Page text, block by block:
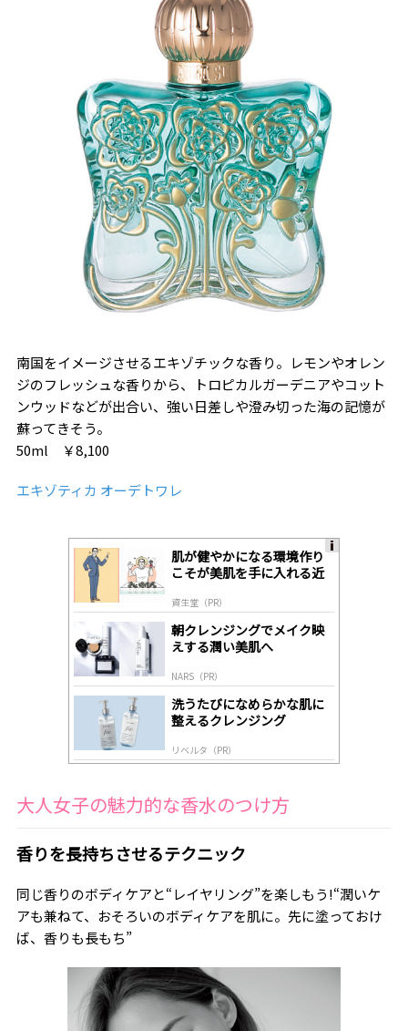
南国をイメージさせるエキゾチックな香り。レモンやオレン
ジのフレッシュな香りから、トロピカルガーデニアやコット
ンウッドなどが出合い、強い日差しや澄み切った海の記憶が
蘇ってきそう。
50ml ￥8,100
エキゾティカ オーデトワレ
肌が健やかになる環境作り
こそが美肌を手に入れる近
資生堂（PR）
朝クレンジングでメイク映
えする潤い美肌へ
NARS（PR）
洗うたびになめらかな肌に
整えるクレンジング
リベルタ（PR）
大人女子の魅力的な香水のつけ方
香りを長持ちさせるテクニック
同じ香りのボディケアと“レイヤリング”を楽しもう!“潤いケ
アも兼ねて、おそろいのボディケアを肌に。先に塗っておけ
ば、香りも長もち”